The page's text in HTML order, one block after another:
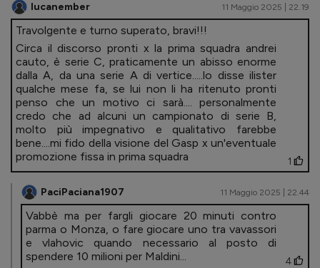
lucanember 11 Maggio 2025 | 22.19
Travolgente e turno superato, bravi!!!
Circa il discorso pronti x la prima squadra andrei
cauto, è serie C, praticamente un abisso enorme
dalla A, da una serie A di vertice.....lo disse ilister
qualche mese fa, se lui non li ha ritenuto pronti
penso che un motivo ci sarà.... personalmente
credo che ad alcuni un campionato di serie B,
molto più impegnativo e qualitativo farebbe
bene....mi fido della visione del Gasp x un'eventuale
promozione fissa in prima squadra
1
PaciPaciana1907 11 Maggio 2025 | 22.44
Vabbè ma per fargli giocare 20 minuti contro
parma o Monza, o fare giocare uno tra vavassori
e vlahovic quando necessario al posto di
spendere 10 milioni per Maldini...
4